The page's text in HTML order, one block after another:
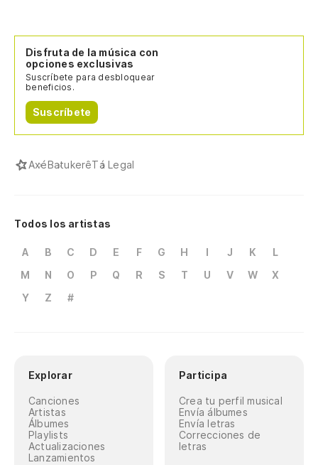
Disfruta de la música con
opciones exclusivas
Suscríbete para desbloquear
beneficios.
Suscríbete
AxéBatukerêTá Legal
Todos los artistas
A B C D E F G H I J K
L
M
N O P Q R S T U V W
X
Y
Z #
Explorar
Canciones
Artistas
Álbumes
Playlists
Actualizaciones
Lanzamientos
Participa
Crea tu perfil musical
Envía álbumes
Envía letras
Correcciones de
letras